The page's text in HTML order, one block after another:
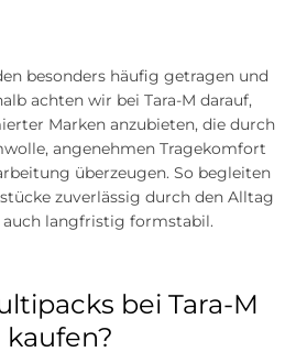
besonders häufig getragen und
achten wir bei Tara-M darauf,
Marken anzubieten, die durch
angenehmen Tragekomfort
überzeugen. So begleiten
zuverlässig durch den Alltag
auch langfristig formstabil.
bei Tara-M
kaufen?